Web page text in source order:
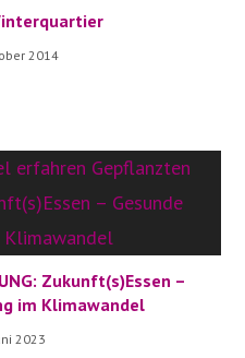
2014
Zukunft(s)Essen –
im Klimawandel
2023